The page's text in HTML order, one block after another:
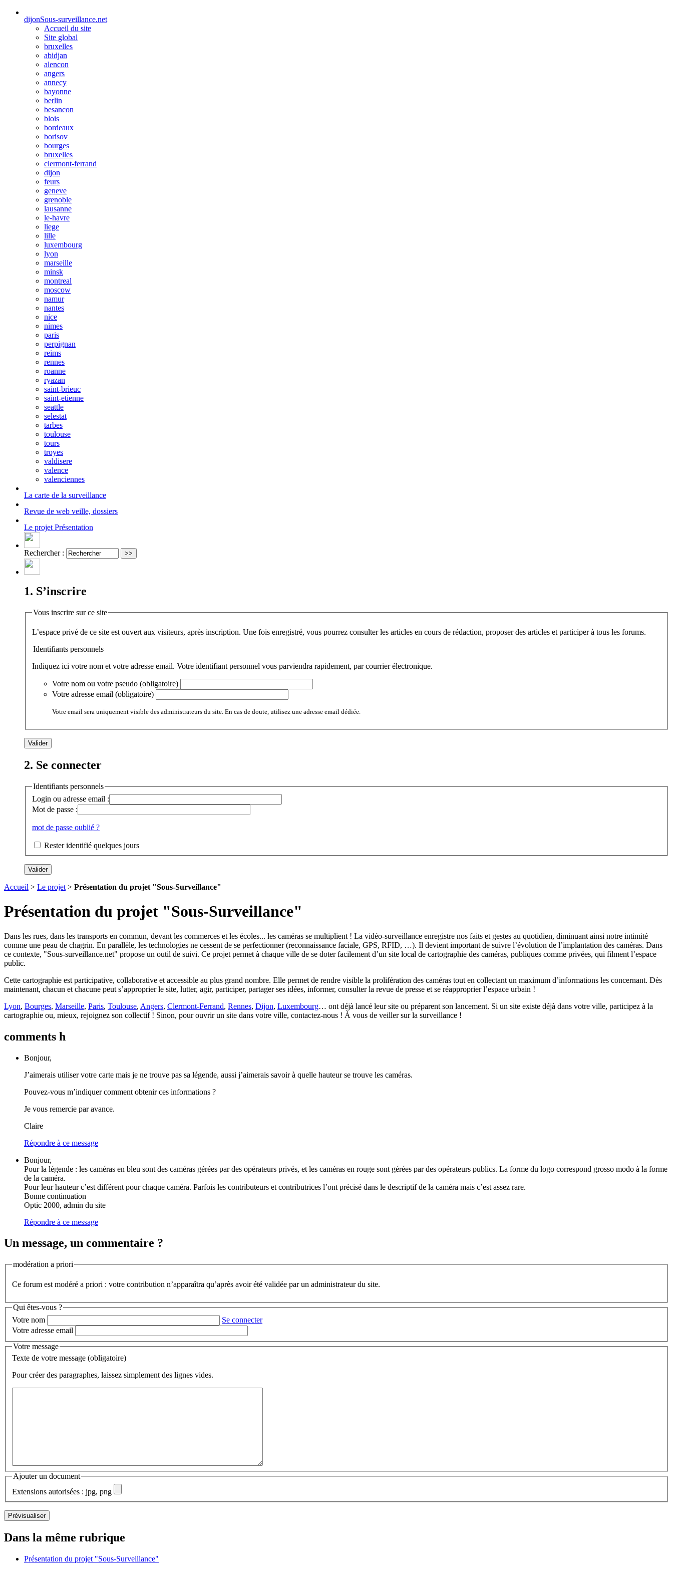
dijonSous-surveillance.net
Accueil du site
Site global
bruxelles
abidjan
alencon
angers
annecy
bayonne
berlin
besancon
blois
bordeaux
borisov
bourges
bruxelles
clermont-ferrand
dijon
feurs
geneve
grenoble
lausanne
le-havre
liege
lille
luxembourg
lyon
marseille
minsk
montreal
moscow
namur
nantes
nice
nimes
paris
perpignan
reims
rennes
roanne
ryazan
saint-brieuc
saint-etienne
seattle
selestat
tarbes
toulouse
tours
troyes
valdisere
valence
valenciennes
La carte de la surveillance
Revue de web veille, dossiers
Le projet Présentation
Rechercher :
1. S’inscrire
Vous inscrire sur ce site
L’espace privé de ce site est ouvert aux visiteurs, après inscription. Une fois enregistré, vous pourrez consulter les articles en cours de rédaction, proposer des articles et participer à tous les forums.
Identifiants personnels
Indiquez ici votre nom et votre adresse email. Votre identifiant personnel vous parviendra rapidement, par courrier électronique.
Votre nom ou votre pseudo (obligatoire)
Votre adresse email (obligatoire)
Votre email sera uniquement visible des administrateurs du site. En cas de doute, utilisez une adresse email dédiée.
2. Se connecter
Identifiants personnels
Login ou adresse email :
Mot de passe :
mot de passe oublié ?
Rester identifié quelques jours
Accueil > Le projet > Présentation du projet "Sous-Surveillance"
Présentation du projet "Sous-Surveillance"
Dans les rues, dans les transports en commun, devant les commerces et les écoles... les caméras se multiplient ! La vidéo-surveillance enregistre nos faits et gestes au quotidien, diminuant ainsi notre intimité
comme une peau de chagrin. En parallèle, les technologies ne cessent de se perfectionner (reconnaissance faciale, GPS, RFID, …). Il devient important de suivre l’évolution de l’implantation des caméras. Dans
ce contexte, "Sous-surveillance.net" propose un outil de suivi. Ce projet permet à chaque ville de se doter facilement d’un site local de cartographie des caméras, publiques comme privées, qui filment l’espace
public.
Cette cartographie est participative, collaborative et accessible au plus grand nombre. Elle permet de rendre visible la prolifération des caméras tout en collectant un maximum d’informations les concernant. Dès
maintenant, chacun et chacune peut s’approprier le site, lutter, agir, participer, partager ses idées, informer, consulter la revue de presse et se réapproprier l’espace urbain !
Lyon, Bourges, Marseille, Paris, Toulouse, Angers, Clermont-Ferrand, Rennes, Dijon, Luxembourg… ont déjà lancé leur site ou préparent son lancement. Si un site existe déjà dans votre ville, participez à la
cartographie ou, mieux, rejoignez son collectif ! Sinon, pour ouvrir un site dans votre ville, contactez-nous ! À vous de veiller sur la surveillance !
comments h
Bonjour,
J’aimerais utiliser votre carte mais je ne trouve pas sa légende, aussi j’aimerais savoir à quelle hauteur se trouve les caméras.
Pouvez-vous m’indiquer comment obtenir ces informations ?
Je vous remercie par avance.
Claire
Répondre à ce message
Bonjour,
Pour la légende : les caméras en bleu sont des caméras gérées par des opérateurs privés, et les caméras en rouge sont gérées par des opérateurs publics. La forme du logo correspond grosso modo à la forme
de la caméra.
Pour leur hauteur c’est différent pour chaque caméra. Parfois les contributeurs et contributrices l’ont précisé dans le descriptif de la caméra mais c’est assez rare.
Bonne continuation
Optic 2000, admin du site
Répondre à ce message
Un message, un commentaire ?
modération a priori
Ce forum est modéré a priori : votre contribution n’apparaîtra qu’après avoir été validée par un administrateur du site.
Qui êtes-vous ?
Votre nom
Se connecter
Votre adresse email
Votre message
Texte de votre message (obligatoire)
Pour créer des paragraphes, laissez simplement des lignes vides.
Ajouter un document
Extensions autorisées : jpg, png
Dans la même rubrique
Présentation du projet "Sous-Surveillance"